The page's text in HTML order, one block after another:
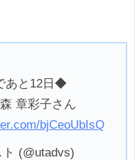
あと12日◆
章彩子さん
bjCeoUbIsQ
(@utadvs)